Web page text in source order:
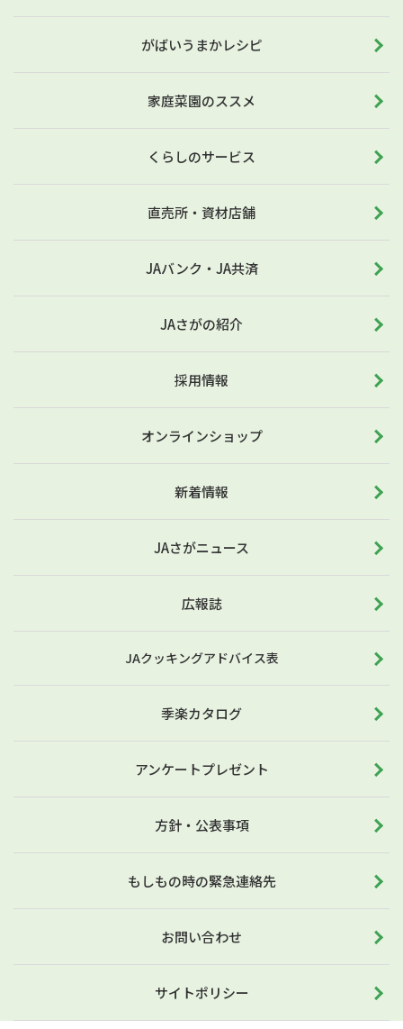
がばいうまかレシピ
家庭菜園のススメ
くらしのサービス
直売所・資材店舗
JAバンク・JA共済
JAさがの紹介
採用情報
オンラインショップ
新着情報
JAさがニュース
広報誌
JAクッキングアドバイス表
季楽カタログ
アンケートプレゼント
方針・公表事項
もしもの時の緊急連絡先
お問い合わせ
サイトポリシー